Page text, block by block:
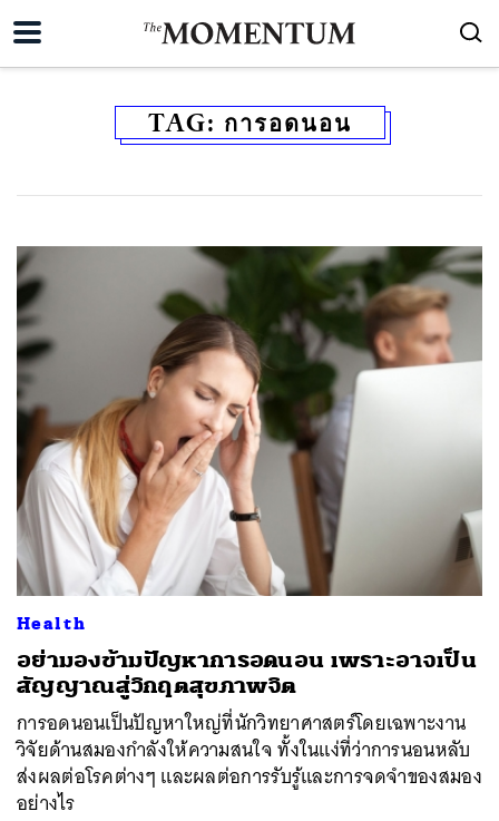
TAG: การอดนอน
Health
อย่ามองข้ามปัญหาการอดนอน เพราะอาจเป็น
สัญญาณสู่วิกฤตสุขภาพจิต
การอดนอนเป็นปัญหาใหญ่ที่นักวิทยาศาสตร์โดยเฉพาะงาน
วิจัยด้านสมองกำลังให้ความสนใจ ทั้งในแง่ที่ว่าการนอนหลับ
ส่งผลต่อโรคต่างๆ และผลต่อการรับรู้และการจดจำของสมอง
อย่างไร